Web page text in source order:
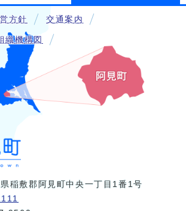
方針 交通案内
織機構図
稲敷郡阿見町中央一丁目1番1号